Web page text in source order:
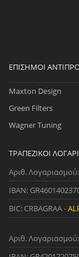
ΕΠΊΣΗΜΟΙ
Maxton Design
Green Filters
Wagner Tuning
ΤΡΑΠΕΖΙΚΟΊ
Αριθ.
IBAN:
BIC: CRBAGRAA -
Αριθ.